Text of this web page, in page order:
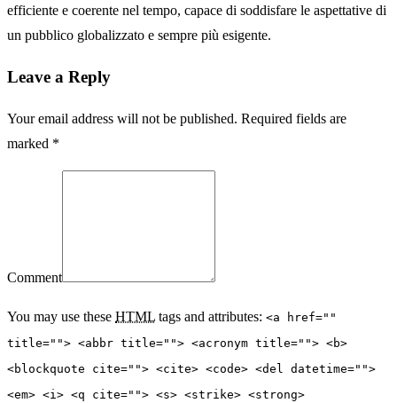
efficiente e coerente nel tempo, capace di soddisfare le aspettative di
un pubblico globalizzato e sempre più esigente.
Leave a Reply
Your email address will not be published. Required fields are
marked *
Comment
You may use these HTML tags and attributes: <a href=""
title=""> <abbr title=""> <acronym title=""> <b>
<blockquote cite=""> <cite> <code> <del datetime="">
<em> <i> <q cite=""> <s> <strike> <strong>